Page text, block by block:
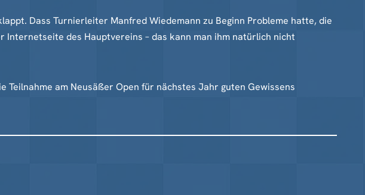
Dass Turnierleiter Manfred Wiedemann zu Beginn Probleme hatte, die
Internetseite des Hauptvereins – das kann man ihm natürlich nicht
am Neusäßer Open für nächstes Jahr guten Gewissens